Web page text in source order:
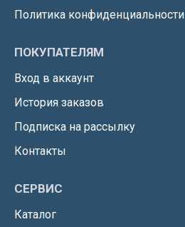
Политика конфиденциальности
ПОКУПАТЕЛЯМ
Вход в аккаунт
История заказов
Подписка на рассылку
Контакты
СЕРВИС
Каталог